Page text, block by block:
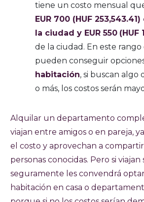
tiene un costo mensual
EUR 700 (HUF 253,543.41)
la ciudad y EUR 550 (HUF
de la ciudad. En este rango
pueden conseguir
habitación, si buscan algo
o más, los costos serán
Alquilar un departamento
viajan entre amigos o en pareja,
el costo y aprovechan a
personas conocidas. Pero si viajan
seguramente les convendrá
habitación en casa o